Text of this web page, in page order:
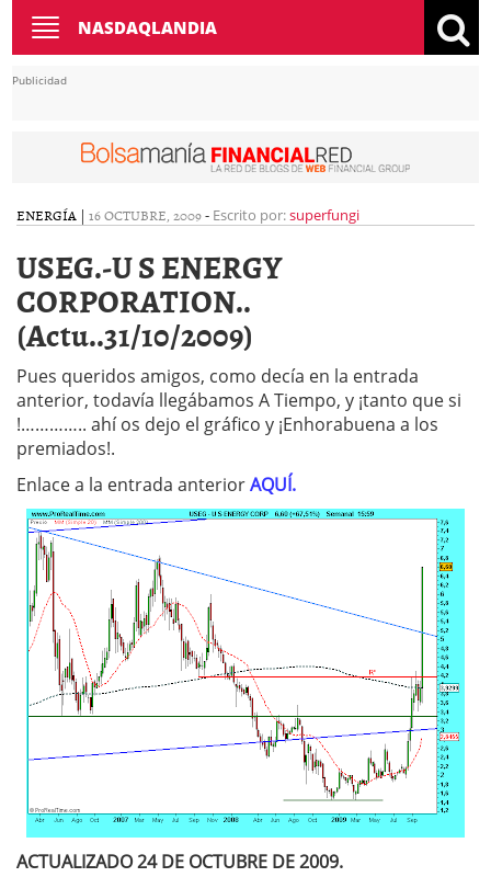
Toggle
navigation
NASDAQLANDIA
Publicidad
ENERGÍA | 16 OCTUBRE, 2009- Escrito por:superfungi
USEG.-U S ENERGY
CORPORATION..
(Actu..31/10/2009)
Pues queridos amigos, como decía en la entrada
anterior, todavía llegábamos A Tiempo, y ¡tanto que si
!………….. ahí os dejo el gráfico y ¡Enhorabuena a los
premiados!.
Enlace a la entrada anteriorAQUÍ.
ACTUALIZADO 24 DE OCTUBRE DE 2009.